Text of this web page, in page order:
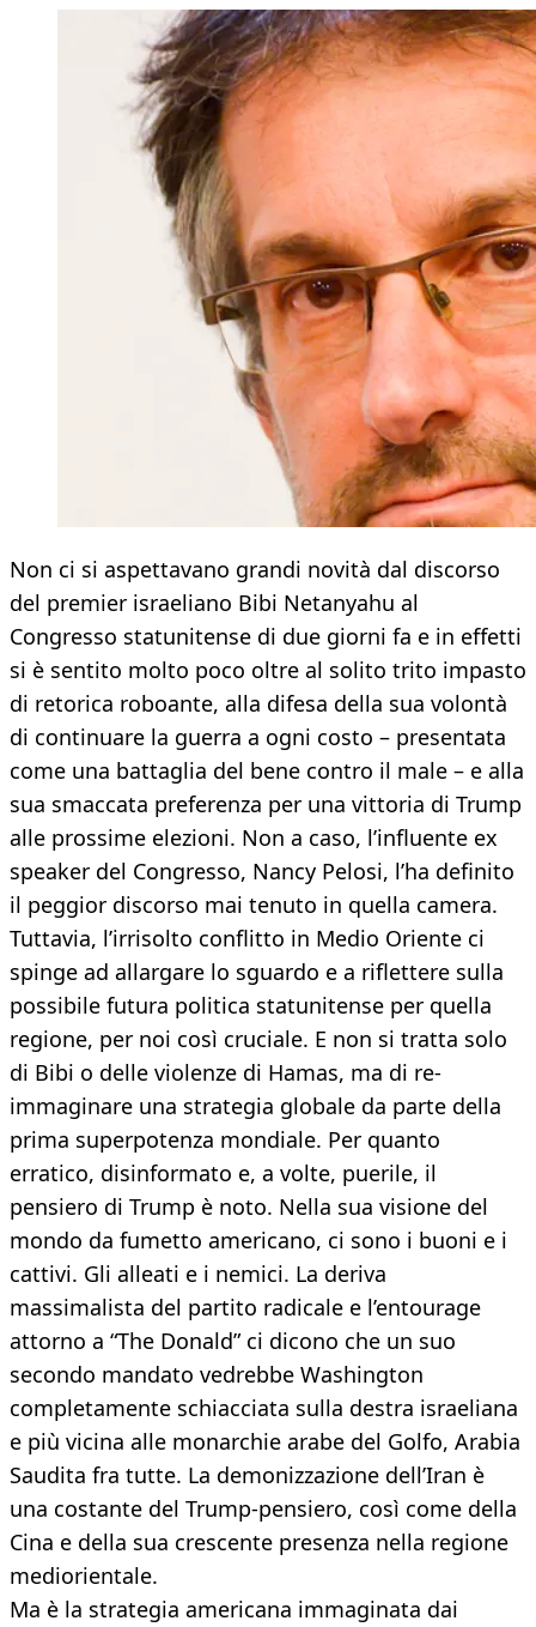
Non ci si aspettavano grandi novità dal discorso
del premier israeliano Bibi Netanyahu al
Congresso statunitense di due giorni fa e in effetti
si è sentito molto poco oltre al solito trito impasto
di retorica roboante, alla difesa della sua volontà
di continuare la guerra a ogni costo – presentata
come una battaglia del bene contro il male – e alla
sua smaccata preferenza per una vittoria di Trump
alle prossime elezioni. Non a caso, l’influente ex
speaker del Congresso, Nancy Pelosi, l’ha definito
il peggior discorso mai tenuto in quella camera.
Tuttavia, l’irrisolto conflitto in Medio Oriente ci
spinge ad allargare lo sguardo e a riflettere sulla
possibile futura politica statunitense per quella
regione, per noi così cruciale. E non si tratta solo
di Bibi o delle violenze di Hamas, ma di re-
immaginare una strategia globale da parte della
prima superpotenza mondiale. Per quanto
erratico, disinformato e, a volte, puerile, il
pensiero di Trump è noto. Nella sua visione del
mondo da fumetto americano, ci sono i buoni e i
cattivi. Gli alleati e i nemici. La deriva
massimalista del partito radicale e l’entourage
attorno a “The Donald” ci dicono che un suo
secondo mandato vedrebbe Washington
completamente schiacciata sulla destra israeliana
e più vicina alle monarchie arabe del Golfo, Arabia
Saudita fra tutte. La demonizzazione dell’Iran è
una costante del Trump-pensiero, così come della
Cina e della sua crescente presenza nella regione
mediorientale.
Ma è la strategia americana immaginata dai